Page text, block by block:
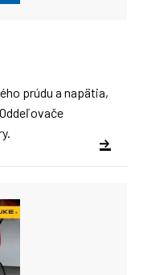
prúdu a napätia,